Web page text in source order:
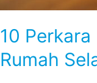
10
Rumah